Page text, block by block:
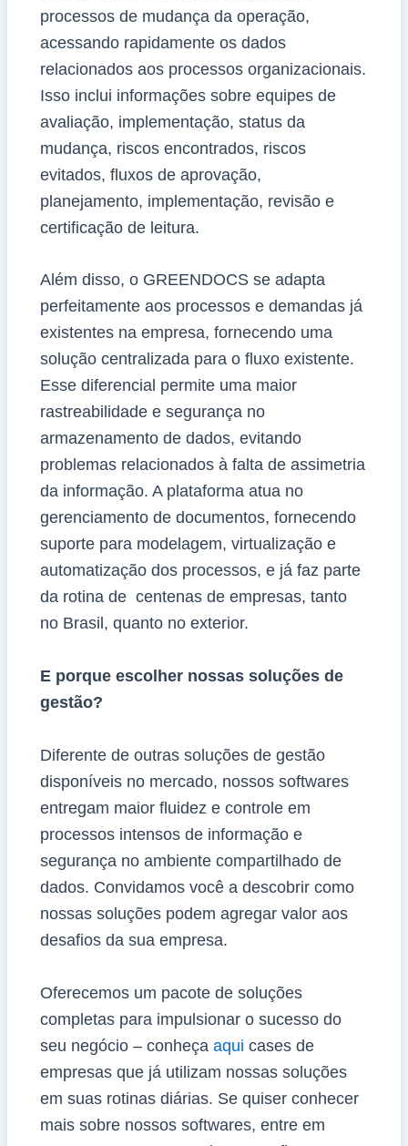
processos de mudança da operação,
acessando rapidamente os dados
relacionados aos processos organizacionais.
Isso inclui informações sobre equipes de
avaliação, implementação, status da
mudança, riscos encontrados, riscos
evitados, fluxos de aprovação,
planejamento, implementação, revisão e
certificação de leitura.
Além disso, o GREENDOCS se adapta
perfeitamente aos processos e demandas já
existentes na empresa, fornecendo uma
solução centralizada para o fluxo existente.
Esse diferencial permite uma maior
rastreabilidade e segurança no
armazenamento de dados, evitando
problemas relacionados à falta de assimetria
da informação. A plataforma atua no
gerenciamento de documentos, fornecendo
suporte para modelagem, virtualização e
automatização dos processos, e já faz parte
da rotina de centenas de empresas, tanto
no Brasil, quanto no exterior.
E porque escolher nossas soluções de
gestão?
Diferente de outras soluções de gestão
disponíveis no mercado, nossos softwares
entregam maior fluidez e controle em
processos intensos de informação e
segurança no ambiente compartilhado de
dados. Convidamos você a descobrir como
nossas soluções podem agregar valor aos
desafios da sua empresa.
Oferecemos um pacote de soluções
completas para impulsionar o sucesso do
seu negócio – conheça aqui cases de
empresas que já utilizam nossas soluções
em suas rotinas diárias. Se quiser conhecer
mais sobre nossos softwares, entre em